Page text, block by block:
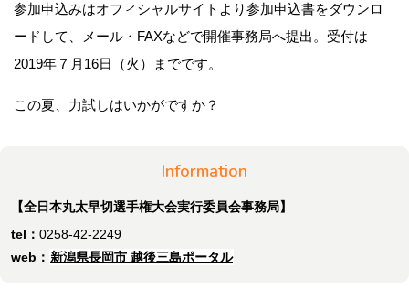
参加申込みはオフィシャルサイトより参加申込書をダウンロ
ードして、メール・FAXなどで開催事務局へ提出。受付は
2019年７月16日（火）までです。
この夏、力試しはいかがですか？
Information
【全日本丸太早切選手権大会実行委員会事務局】
tel： 0258-42-2249
web： 新潟県長岡市 越後三島ポータル